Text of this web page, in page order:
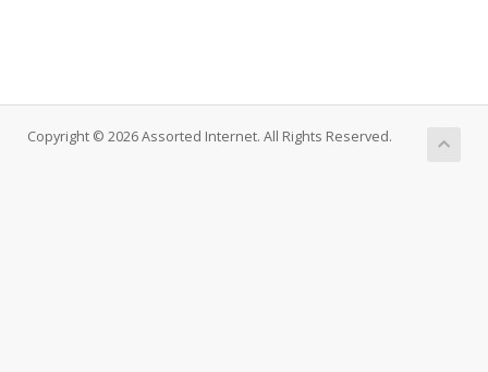
Copyright © 2026 Assorted Internet. All Rights Reserved.